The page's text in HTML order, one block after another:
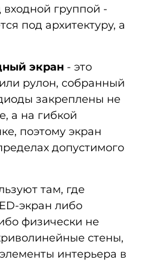
группой -
под архитектуру, а
экран - это
рулон, собранный
закреплены не
а на гибкой
поэтому экран
допустимого
там, где
либо
физически не
стены,
интерьера в